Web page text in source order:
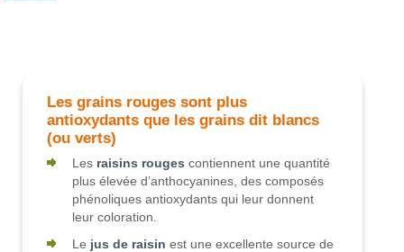
Les grains rouges sont plus
antioxydants que les grains dit blancs
(ou verts)
Les raisins rouges contiennent une quantité
plus élevée d’anthocyanines, des composés
phénoliques antioxydants qui leur donnent
leur coloration.
Le jus de raisin est une excellente source de